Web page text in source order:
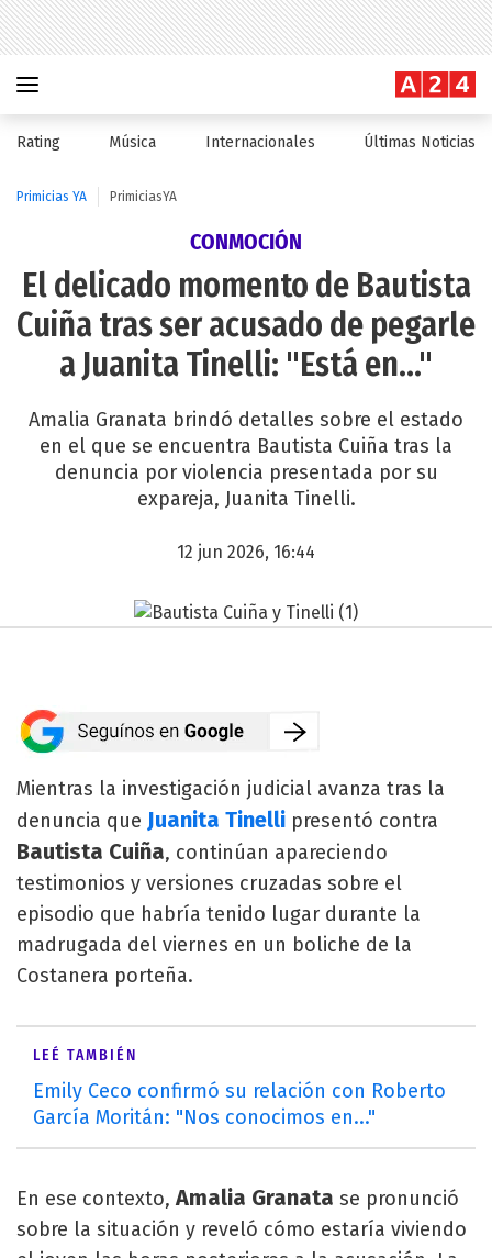
Rating Música Internacionales Últimas Noticias
Primicias YA PrimiciasYA
CONMOCIÓN
El delicado momento de Bautista
Cuiña tras ser acusado de pegarle
a Juanita Tinelli: "Está en..."
Amalia Granata brindó detalles sobre el estado
en el que se encuentra Bautista Cuiña tras la
denuncia por violencia presentada por su
expareja, Juanita Tinelli.
12 jun 2026, 16:44
Mientras la investigación judicial avanza tras la
denuncia que Juanita Tinelli presentó contra
Bautista Cuiña, continúan apareciendo
testimonios y versiones cruzadas sobre el
episodio que habría tenido lugar durante la
madrugada del viernes en un boliche de la
Costanera porteña.
LEÉ TAMBIÉN
Emily Ceco confirmó su relación con Roberto
García Moritán: "Nos conocimos en..."
En ese contexto, Amalia Granata se pronunció
sobre la situación y reveló cómo estaría viviendo